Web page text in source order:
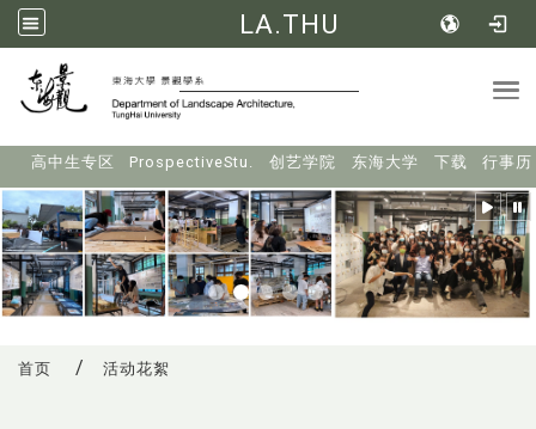
LA.THU
高中生专区 ProspectiveStu. 创艺学院 东海大学 下载 行事历
首页 活动花絮